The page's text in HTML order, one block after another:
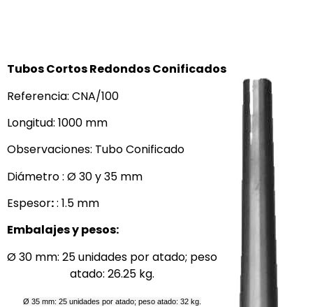
Tubos Cortos Redondos Conificados
Referencia: CNA/100
Longitud: 1000 mm
Observaciones: Tubo Conificado
Diámetro : Ø 30 y 35 mm
Espesor:: 1.5 mm
Embalajes y pesos:
Ø 30 mm: 25 unidades por atado; peso
atado: 26.25 kg.
Ø 35 mm: 25 unidades por atado; peso atado: 32 kg.